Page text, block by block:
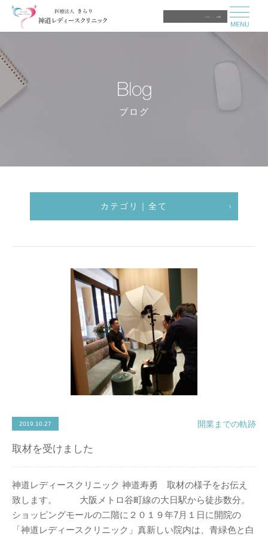
医師募集中
Blog
ブログ
カテゴリ｜全て
2019.10.27 開業までの軌跡
取材を受けました
神道レディースクリニック 神道寿勇 取材の様子をお伝え
致します。 大阪メトロ谷町線の大日駅から徒歩数分。
ショッピングモールの二階に２０１９年7月１日に開院の
「神道レディースクリニック」真新しい院内は、青緑色と白